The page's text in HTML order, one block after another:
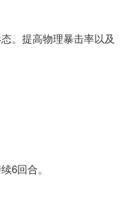
。提高物理暴击率以及
6回合。